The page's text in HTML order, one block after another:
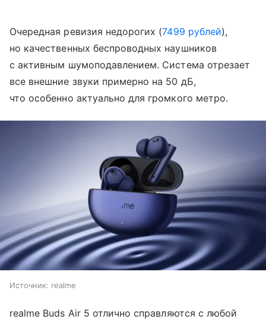
Очередная ревизия недорогих (7499 рублей),
но качественных беспроводных наушников
с активным шумоподавлением. Система отрезает
все внешние звуки примерно на 50 дБ,
что особенно актуально для громкого метро.
Источник: realme
realme Buds Air 5 отлично справляются с любой